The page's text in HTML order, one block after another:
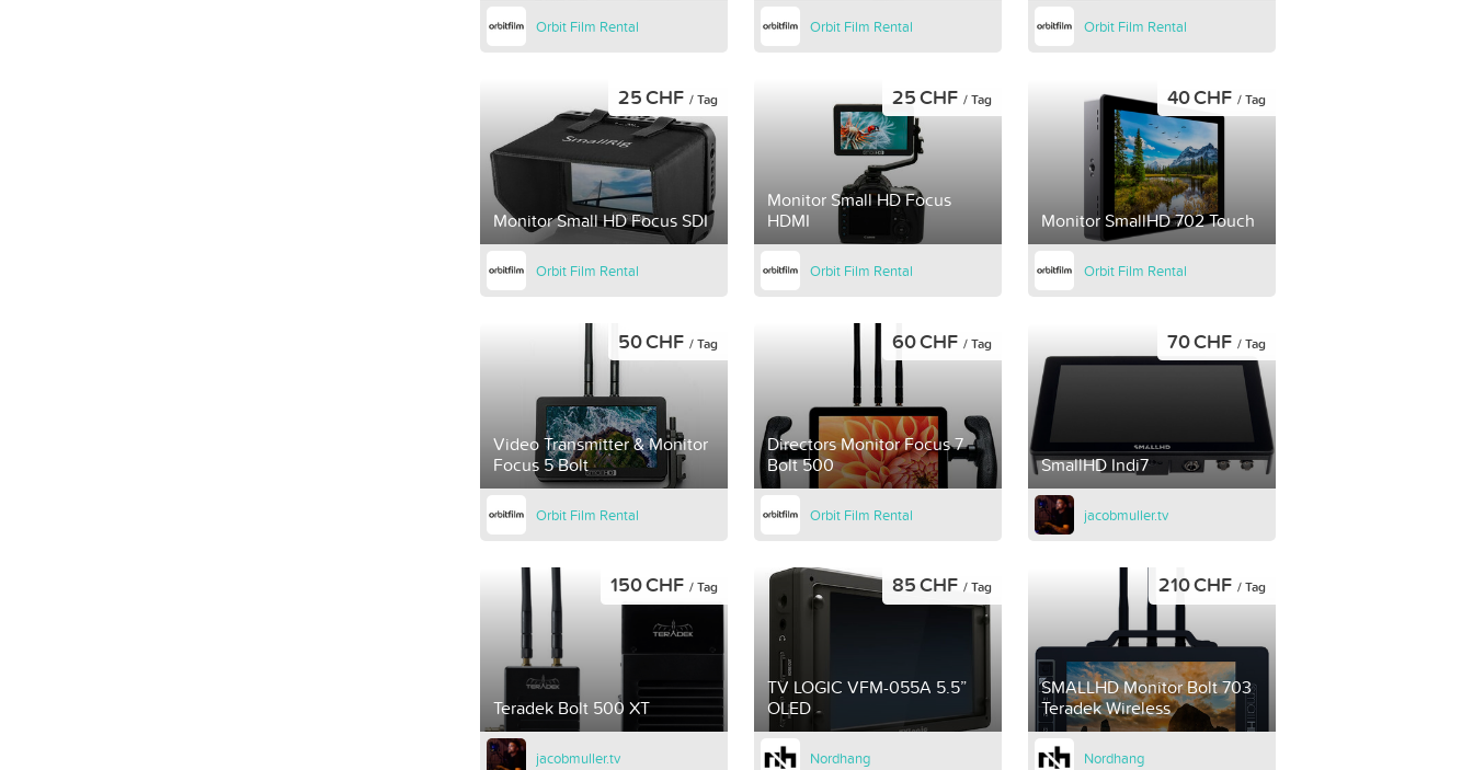
Orbit Film Rental Orbit Film Rental Orbit Film Rental
Monitor Small HD Focus SDI
25 CHF / Tag
Orbit Film Rental
Monitor Small HD Focus
HDMI
25 CHF / Tag
Orbit Film Rental
Monitor SmallHD 702 Touch
40 CHF / Tag
Orbit Film Rental
Video Transmitter & Monitor
Focus 5 Bolt
50 CHF / Tag
Orbit Film Rental
Directors Monitor Focus 7
Bolt 500
60 CHF / Tag
Orbit Film Rental
SmallHD Indi7
70 CHF / Tag
jacobmuller.tv
Teradek Bolt 500 XT
150 CHF / Tag
jacobmuller.tv
TV LOGIC VFM-055A 5.5”
OLED
85 CHF / Tag
Nordhang
SMALLHD Monitor Bolt 703
Teradek Wireless
210 CHF / Tag
Nordhang